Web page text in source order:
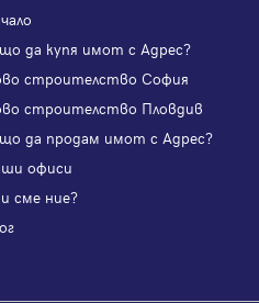
да купя имот с Адрес?
строителство София
строителство Пловдив
да продам имот с Адрес?
офиси
сме ние?